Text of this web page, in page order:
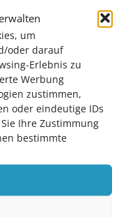
um
oder darauf
Erlebnis zu
Werbung
zustimmen,
oder eindeutige IDs
Ihre Zustimmung
bestimmte
Fachgerechte Kühlung
24 Stunden Express
Lieferung
unter: